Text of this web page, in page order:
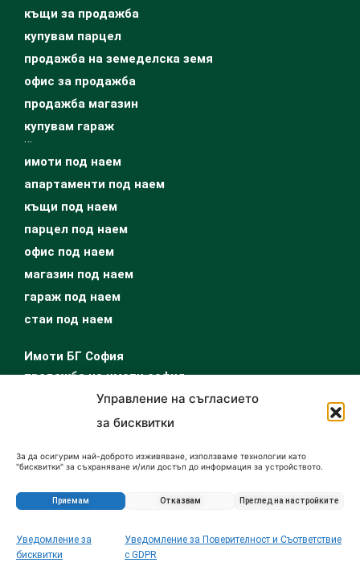
Управление на съгласието
за бисквитки
За да осигурим най-доброто изживяване, използваме технологии като
"бисквитки" за съхраняване и/или достъп до информация за устройството.
Несъгласието или оттеглянето на съгласието може да се отрази
неблагоприятно на определени функции и характеристики.
Приемам Отказвам Преглед на настройките
Уведомление за
бисквитки
Уведомление за Поверителност и Съответствие
с GDPR
къщи за продажба
купувам парцел
продажба на земеделска земя
офис за продажба
продажба магазин
купувам гараж
…
имоти под наем
апартаменти под наем
къщи под наем
парцел под наем
офис под наем
магазин под наем
гараж под наем
стаи под наем
Имоти БГ София
продажба на имоти софия
продажба на апартаменти софия
къщи за продажба софия
офис за продажба софия
купувам гараж софия
имоти под наем софияЗапитване за този имот